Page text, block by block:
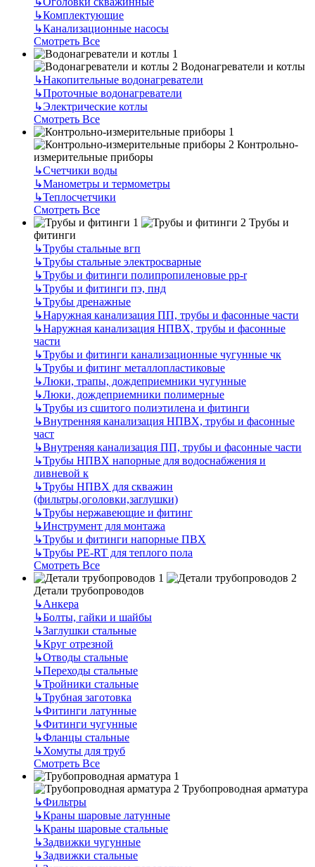
↳Комплектующие
↳Канализационные насосы
Смотреть Все
Водонагреватели и котлы
↳Накопительные водонагреватели
↳Проточные водонагреватели
↳Электрические котлы
Смотреть Все
Контрольно-
измерительные приборы
↳Счетчики воды
↳Манометры и термометры
↳Теплосчетчики
Смотреть Все
Трубы и
фитинги
↳Трубы стальные вгп
↳Трубы стальные электросварные
↳Трубы и фитинги полипропиленовые pp-r
↳Трубы и фитинги пэ, пнд
↳Трубы дренажные
↳Наружная канализация ПП, трубы и фасонные части
↳Наружная канализация НПВХ, трубы и фасонные
части
↳Трубы и фитинги канализационные чугунные чк
↳Трубы и фитинг металлопластиковые
↳Люки, трапы, дождеприемники чугунные
↳Люки, дождеприемники полимерные
↳Трубы из сшитого полиэтилена и фитинги
↳Внутренняя канализация НПВХ, трубы и фасонные
част
↳Внутреняя канализация ПП, трубы и фасонные части
↳Трубы НПВХ напорные для водоснабжения и
ливневой к
↳Трубы НПВХ для скважин
(фильтры,оголовки,заглушки)
↳Трубы нержавеющие и фитинг
↳Инструмент для монтажа
↳Трубы и фитинги напорные ПВХ
↳Трубы PE-RT для теплого пола
Смотреть Все
Детали трубопроводов
↳Анкера
↳Болты, гайки и шайбы
↳Заглушки стальные
↳Круг отрезной
↳Отводы стальные
↳Переходы стальные
↳Тройники стальные
↳Трубная заготовка
↳Фитинги латунные
↳Фитинги чугунные
↳Фланцы стальные
↳Хомуты для труб
Смотреть Все
Трубопроводная арматура
↳Фильтры
↳Краны шаровые латунные
↳Краны шаровые стальные
↳Задвижки чугунные
↳Задвижки стальные